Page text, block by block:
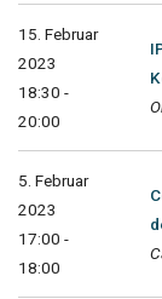
15. Februar
2023
18:30 -
20:00
5. Februar
2023
17:00 -
18:00